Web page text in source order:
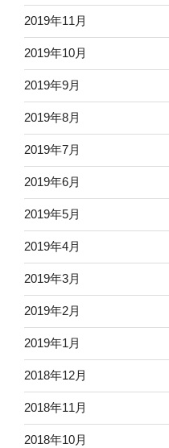
2019年11月
2019年10月
2019年9月
2019年8月
2019年7月
2019年6月
2019年5月
2019年4月
2019年3月
2019年2月
2019年1月
2018年12月
2018年11月
2018年10月